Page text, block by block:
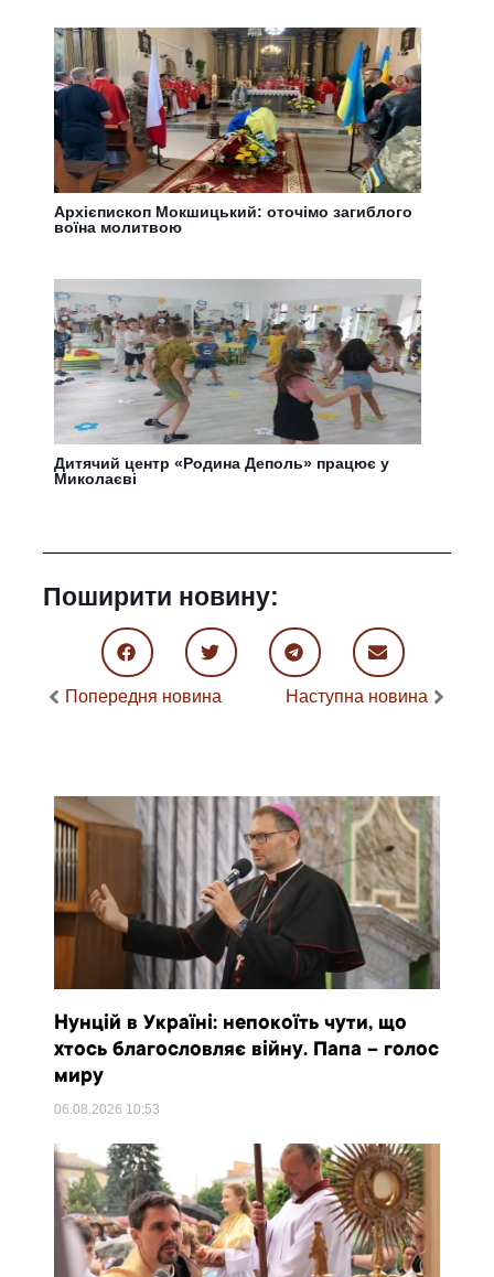
Архієпископ Мокшицький: оточімо загиблого
воїна молитвою
Дитячий центр «Родина Деполь» працює у
Миколаєві
Поширити новину:
Попередня новина Наступна новина
Нунцій в Україні: непокоїть чути, що
хтось благословляє війну. Папа – голос
миру
06.08.2026 10:53